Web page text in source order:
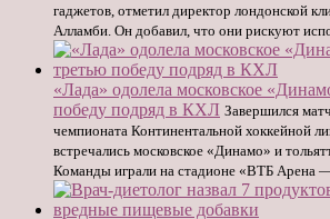
гаджетов, отметил директор лондонской
Алламби. Он добавил, что они рискуют
«Лада» одолела московское
победу подряд в КХЛ Завершился
чемпионата Континентальной хоккейной
встречались московское «Динамо» и
Команды играли на стадионе «ВТБ